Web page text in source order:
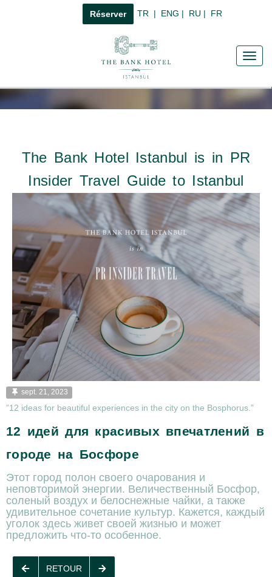
Réserver TR | ENG | RU | FR
The Bank Hotel Istanbul is in PR
Insider Travel Guide to Istanbul
sept. 21, 2023
”12 ideas for beautiful experiences in the city on the Bosphorus.”
12 идей для красивых впечатлений в
городе на Босфоре
Этот город полон своего очарования и
неповторимой энергии. Величественный Босфор,
соленый воздух и белоснежные чайки, а также
удивительное сочетание культур. Кажется, каждый
уголок здесь живет своей жизнью и может
предложить что-то особенное.
RETOUR